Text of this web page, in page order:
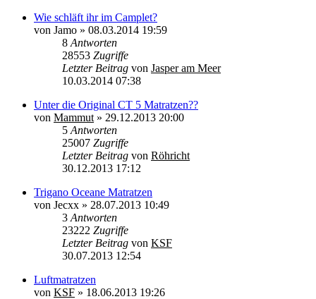
Wie schläft ihr im Camplet?
von Jamo » 08.03.2014 19:59
8 Antworten
28553 Zugriffe
Letzter Beitrag von Jasper am Meer
10.03.2014 07:38
Unter die Original CT 5 Matratzen??
von Mammut » 29.12.2013 20:00
5 Antworten
25007 Zugriffe
Letzter Beitrag von Röhricht
30.12.2013 17:12
Trigano Oceane Matratzen
von Jecxx » 28.07.2013 10:49
3 Antworten
23222 Zugriffe
Letzter Beitrag von KSF
30.07.2013 12:54
Luftmatratzen
von KSF » 18.06.2013 19:26